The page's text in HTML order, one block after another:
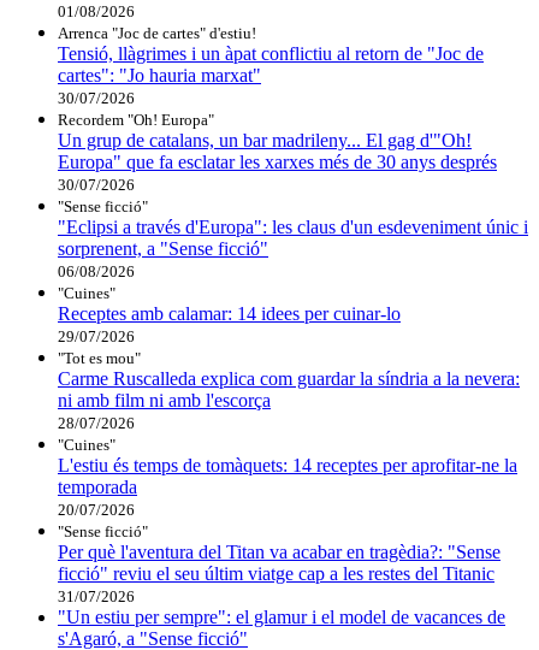
01/08/2026
Arrenca "Joc de cartes" d'estiu!
Tensió, llàgrimes i un àpat conflictiu al retorn de "Joc de
cartes": "Jo hauria marxat"
30/07/2026
Recordem "Oh! Europa"
Un grup de catalans, un bar madrileny... El gag d'"Oh!
Europa" que fa esclatar les xarxes més de 30 anys després
30/07/2026
"Sense ficció"
"Eclipsi a través d'Europa": les claus d'un esdeveniment únic i
sorprenent, a "Sense ficció"
06/08/2026
"Cuines"
Receptes amb calamar: 14 idees per cuinar-lo
29/07/2026
"Tot es mou"
Carme Ruscalleda explica com guardar la síndria a la nevera:
ni amb film ni amb l'escorça
28/07/2026
"Cuines"
L'estiu és temps de tomàquets: 14 receptes per aprofitar-ne la
temporada
20/07/2026
"Sense ficció"
Per què l'aventura del Titan va acabar en tragèdia?: "Sense
ficció" reviu el seu últim viatge cap a les restes del Titanic
31/07/2026
"Un estiu per sempre": el glamur i el model de vacances de
s'Agaró, a "Sense ficció"